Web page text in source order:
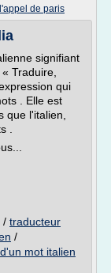
de paris
signifiant
Traduire,
qui
. Elle est
que l'italien,
.
/ traducteur
/
mot italien